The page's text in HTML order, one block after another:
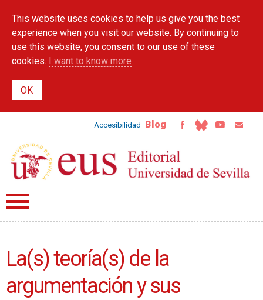
main
content
This website uses cookies to help us give you the best
experience when you visit our website. By continuing to
use this website, you consent to our use of these
cookies. I want to know more
Accesibilidad Blog
La(s) teoría(s) de la
argumentación y sus